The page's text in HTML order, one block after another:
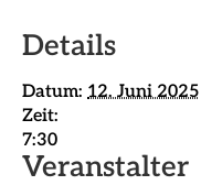
Details
Datum: 12. Juni 2025
Zeit:
7:30
Veranstalter